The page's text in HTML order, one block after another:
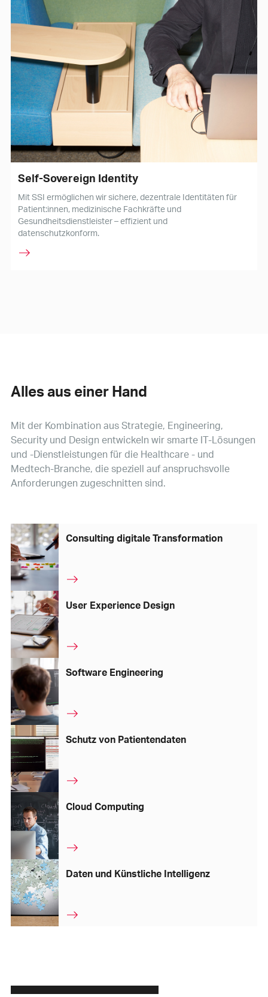
Self-Sovereign Identity
Mit SSI ermöglichen wir sichere, dezentrale Identitäten für
Patient:innen, medizinische Fachkräfte und
Gesundheitsdienstleister – effizient und
datenschutzkonform.
Alles aus einer Hand
Mit der Kombination aus Strategie, Engineering,
Security und Design entwickeln wir smarte IT-Lösungen
und -Dienstleistungen für die Healthcare - und
Medtech-Branche, die speziell auf anspruchsvolle
Anforderungen zugeschnitten sind.
Consulting digitale Transformation
User Experience Design
Software Engineering
Schutz von Patientendaten
Cloud Computing
Daten und Künstliche Intelligenz